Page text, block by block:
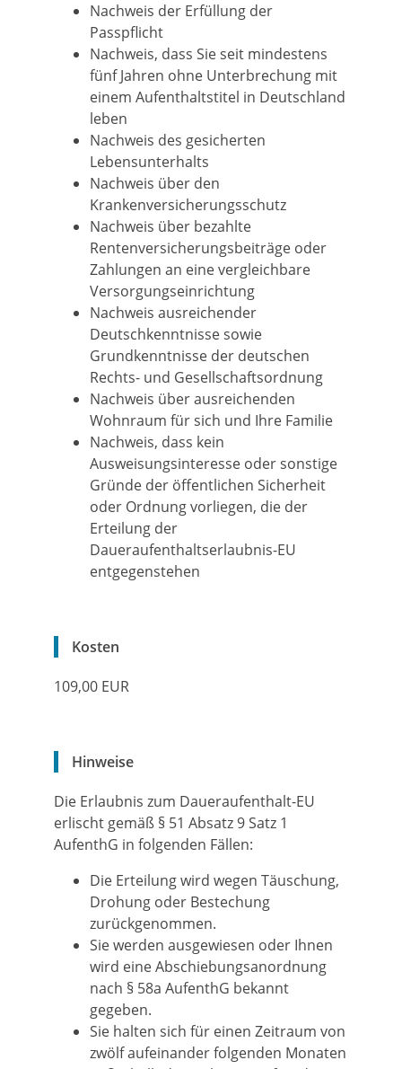
Nachweis der Erfüllung der
Passpflicht
Nachweis, dass Sie seit mindestens
fünf Jahren ohne Unterbrechung mit
einem Aufenthaltstitel in Deutschland
leben
Nachweis des gesicherten
Lebensunterhalts
Nachweis über den
Krankenversicherungsschutz
Nachweis über bezahlte
Rentenversicherungsbeiträge oder
Zahlungen an eine vergleichbare
Versorgungseinrichtung
Nachweis ausreichender
Deutschkenntnisse sowie
Grundkenntnisse der deutschen
Rechts- und Gesellschaftsordnung
Nachweis über ausreichenden
Wohnraum für sich und Ihre Familie
Nachweis, dass kein
Ausweisungsinteresse oder sonstige
Gründe der öffentlichen Sicherheit
oder Ordnung vorliegen, die der
Erteilung der
Daueraufenthaltserlaubnis-EU
entgegenstehen
Kosten
109,00 EUR
Hinweise
Die Erlaubnis zum Daueraufenthalt-EU
erlischt gemäß § 51 Absatz 9 Satz 1
AufenthG in folgenden Fällen:
Die Erteilung wird wegen Täuschung,
Drohung oder Bestechung
zurückgenommen.
Sie werden ausgewiesen oder Ihnen
wird eine Abschiebungsanordnung
nach § 58a AufenthG bekannt
gegeben.
Sie halten sich für einen Zeitraum von
zwölf aufeinander folgenden Monaten